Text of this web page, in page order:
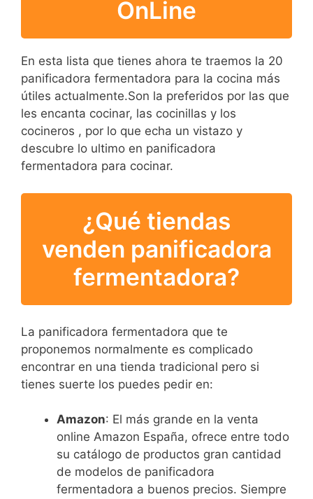
OnLine
En esta lista que tienes ahora te traemos la 20
panificadora fermentadora para la cocina más
útiles actualmente.Son la preferidos por las que
les encanta cocinar, las cocinillas y los
cocineros , por lo que echa un vistazo y
descubre lo ultimo en panificadora
fermentadora para cocinar.
¿Qué tiendas
venden panificadora
fermentadora?
La panificadora fermentadora que te
proponemos normalmente es complicado
encontrar en una tienda tradicional pero si
tienes suerte los puedes pedir en:
Amazon: El más grande en la venta
online Amazon España, ofrece entre todo
su catálogo de productos gran cantidad
de modelos de panificadora
fermentadora a buenos precios. Siempre